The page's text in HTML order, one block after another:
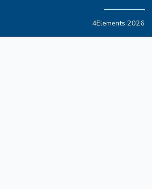
4Elements 2026